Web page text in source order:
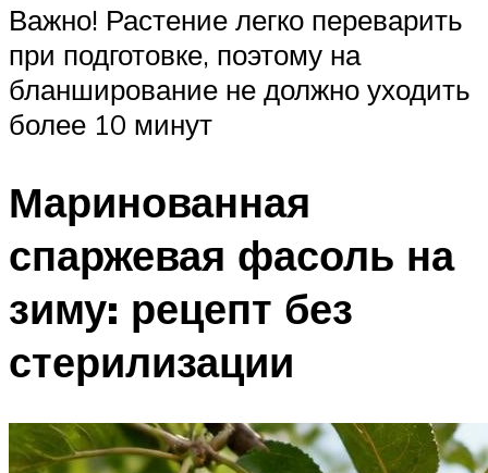
Важно! Растение легко переварить
при подготовке, поэтому на
бланширование не должно уходить
более 10 минут
Маринованная
спаржевая фасоль на
зиму: рецепт без
стерилизации